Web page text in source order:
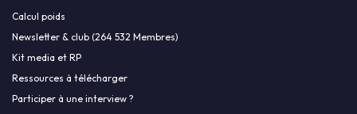
Calcul poids
Newsletter & club (264 532 Membres)
Kit media et RP
Ressources à télécharger
Participer à une interview ?